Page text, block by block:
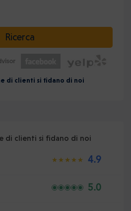
Ricerca
di clienti si fidano di noi
di clienti si fidano di noi
4.9
5.0